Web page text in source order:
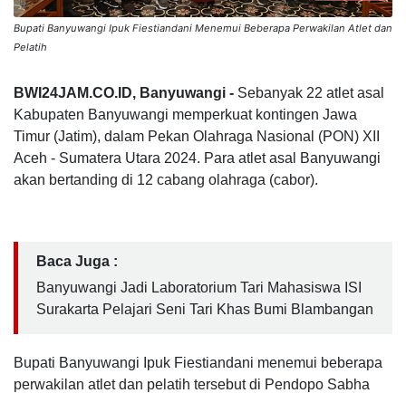
Bupati Banyuwangi Ipuk Fiestiandani Menemui Beberapa Perwakilan Atlet dan
Pelatih
BWI24JAM.CO.ID, Banyuwangi - Sebanyak 22 atlet asal
Kabupaten Banyuwangi memperkuat kontingen Jawa
Timur (Jatim), dalam Pekan Olahraga Nasional (PON) XII
Aceh - Sumatera Utara 2024. Para atlet asal Banyuwangi
akan bertanding di 12 cabang olahraga (cabor).
Baca Juga :
Banyuwangi Jadi Laboratorium Tari Mahasiswa ISI
Surakarta Pelajari Seni Tari Khas Bumi Blambangan
Bupati Banyuwangi Ipuk Fiestiandani menemui beberapa
perwakilan atlet dan pelatih tersebut di Pendopo Sabha